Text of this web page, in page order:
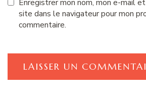
Enregistrer mon nom, mon e-mail
site dans le navigateur pour mon
commentaire.